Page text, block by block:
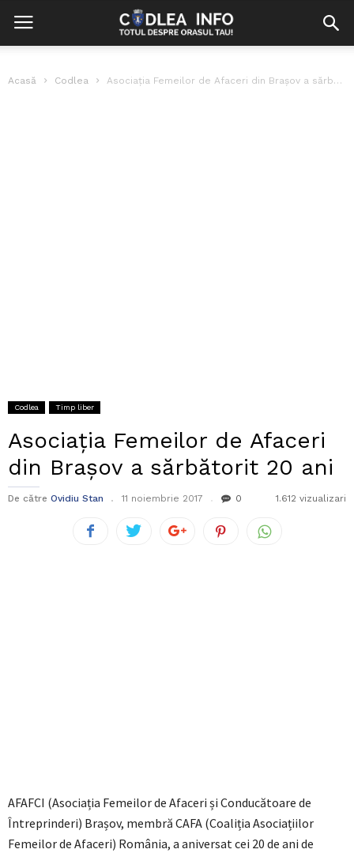
Acasă Codlea Asociația Femeilor de Afaceri din Brașov a sărbătorit 20 ani
Codlea Timp liber
Asociația Femeilor de Afaceri
din Brașov a sărbătorit 20 ani
De către Ovidiu Stan 11 noiembrie 2017 0 1.612 vizualizari
AFAFCI (Asociația Femeilor de Afaceri și Conducătoare de
Întreprinderi) Brașov, membră CAFA (Coaliția Asociațiilor
Femeilor de Afaceri) România, a aniversat cei 20 de ani de